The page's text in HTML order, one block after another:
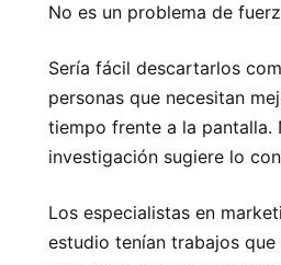
No es un problema de
Sería fácil descartarlos
personas que necesitan
tiempo frente a la pantalla.
investigación sugiere lo
Los especialistas en
estudio tenían trabajos que